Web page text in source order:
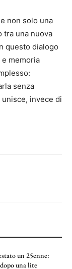
non solo una
tra una nuova
questo dialogo
memoria
senza
invece di
un 25enne:
una lite